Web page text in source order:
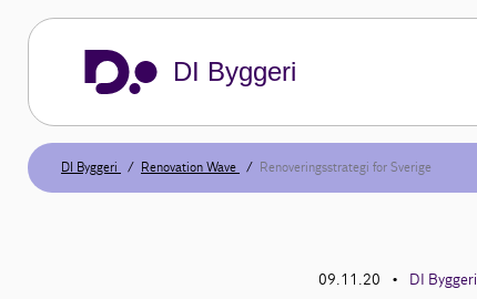
DI Byggeri
DI Byggeri Renovation Wave Renoveringsstrategi for Sverige
09.11.20 • DI Byggeri